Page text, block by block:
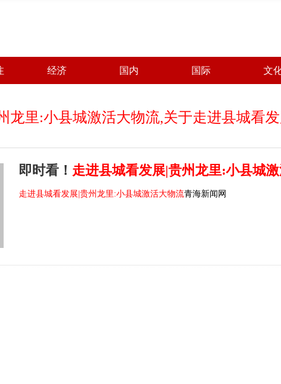
经济 国内 国际 文
龙里:小县城激活大物流,关于走进县城看
即时看！ 走进县城看发展|贵州龙里:小县城
走进县城看发展|贵州龙里:小县城激活大物流青海新闻网